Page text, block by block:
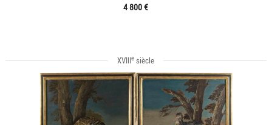
4 800 €
XVIIIe siècle